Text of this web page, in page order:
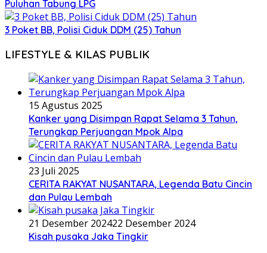
Puluhan Tabung LPG
3 Poket BB, Polisi Ciduk DDM (25) Tahun
LIFESTYLE & KILAS PUBLIK
15 Agustus 2025
Kanker yang Disimpan Rapat Selama 3 Tahun,
Terungkap Perjuangan Mpok Alpa
23 Juli 2025
CERITA RAKYAT NUSANTARA, Legenda Batu Cincin
dan Pulau Lembah
21 Desember 202422 Desember 2024
Kisah pusaka Jaka Tingkir